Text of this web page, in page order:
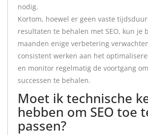
nodig.
Kortom, hoewel er geen vaste
resultaten te behalen met SEO, kun je
maanden enige verbetering
consistent werken aan het
en monitor regelmatig de voortgang
successen te behalen.
Moet ik technische
hebben om SEO toe
passen?